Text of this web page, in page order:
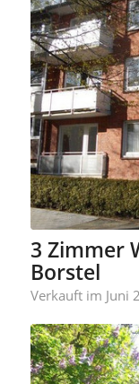
3 Zimmer
Borstel
Verkauft im Juni